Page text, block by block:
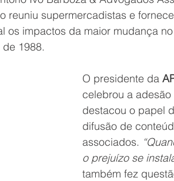
reuniu supermercadistas e
os impactos da maior mudança
1988.
O presidente da
celebrou a
destacou o papel
difusão de
associados.
o prejuízo se
também fez